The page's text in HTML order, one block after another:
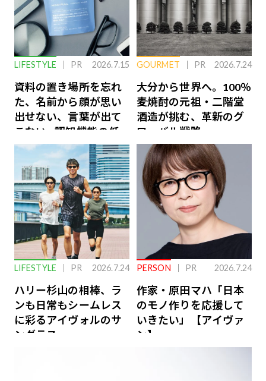
LIFESTYLE PR 2026.7.15
資料の置き場所を忘れ
た、名前から顔が思い
出せない、言葉が出て
こない…認知機能の低
下を救う、脳のインナ
ーケアとは
GOURMET PR 2026.7.24
大分から世界へ。100％
麦焼酎の元祖・二階堂
酒造が挑む、革新のグ
ローバル戦略
LIFESTYLE PR 2026.7.24
ハリー杉山の相棒、ラ
ンも日常もシームレス
に彩るアイヴォルのサ
ングラス
PERSON PR 2026.7.24
作家・原田マハ「日本
のモノ作りを応援して
いきたい」【アイヴァ
ン】